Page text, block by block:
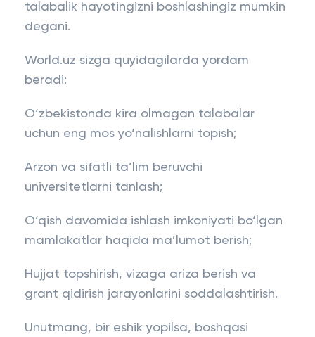
talabalik hayotingizni boshlashingiz mumkin
degani.
World.uz sizga quyidagilarda yordam
beradi:
O‘zbekistonda kira olmagan talabalar
uchun eng mos yo‘nalishlarni topish;
Arzon va sifatli ta’lim beruvchi
universitetlarni tanlash;
O‘qish davomida ishlash imkoniyati bo‘lgan
mamlakatlar haqida ma’lumot berish;
Hujjat topshirish, vizaga ariza berish va
grant qidirish jarayonlarini soddalashtirish.
Unutmang, bir eshik yopilsa, boshqasi